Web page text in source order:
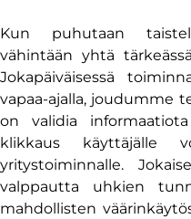
Kun puhutaan
vähintään yhtä
Jokapäiväisessä
vapaa-ajalla, joudumme
on validia
klikkaus käyttäjälle
yritystoiminnalle.
valppautta uhkien
mahdollisten